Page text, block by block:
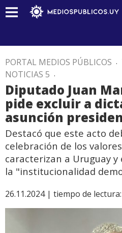
PORTAL MEDIOS PÚBLICOS .
NOTICIAS 5 .
Diputado Juan
pide excluir a
asunción
Destacó que este acto
celebración de los
caracterizan a Uruguay
la "institucionalidad
26.11.2024 | tiempo de lectura: